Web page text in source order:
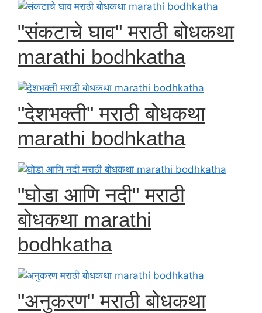
"संकटाचे घाव" मराठी बोधकथा
marathi bodhkatha
"देशभक्ती" मराठी बोधकथा
marathi bodhkatha
"घोडा आणि नदी" मराठी
बोधकथा marathi
bodhkatha
"अनुकरण" मराठी बोधकथा